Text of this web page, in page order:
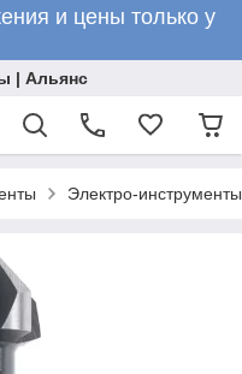
и цены только у
| Альянс
Электро-